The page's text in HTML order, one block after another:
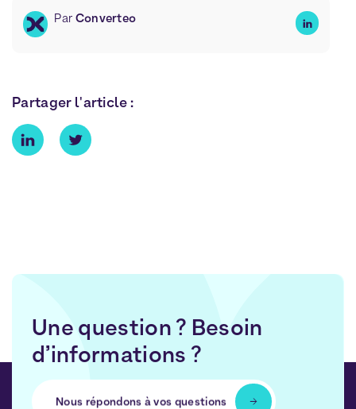
Par Converteo
Partager l'article :
Une question ? Besoin
d’informations ?
Nous répondons à vos questions